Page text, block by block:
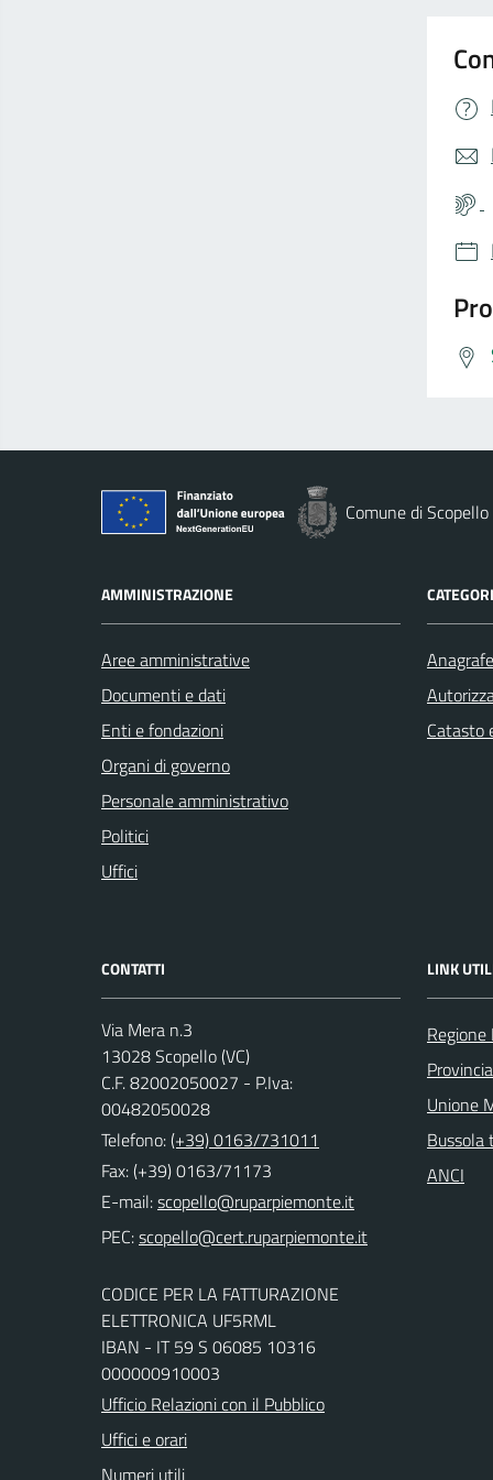
Comune di Scopello
AMMINISTRAZIONE
Aree amministrative
Documenti e dati
Enti e fondazioni
Organi di governo
Personale amministrativo
Politici
Uffici
Catasto
CONTATTI
Via Mera n.3
13028 Scopello (VC)
C.F. 82002050027 - P.Iva:
00482050028
Telefono:(+39) 0163/731011
Fax: (+39) 0163/71173
E-mail:
PEC:
CODICE PER LA FATTURAZIONE
ELETTRONICA UF5RML
IBAN - IT 59 S 06085 10316
000000910003
Ufficio Relazioni con il Pubblico
Uffici e orari
Numeri utili
LINK
Unione
Bussola
ANCI